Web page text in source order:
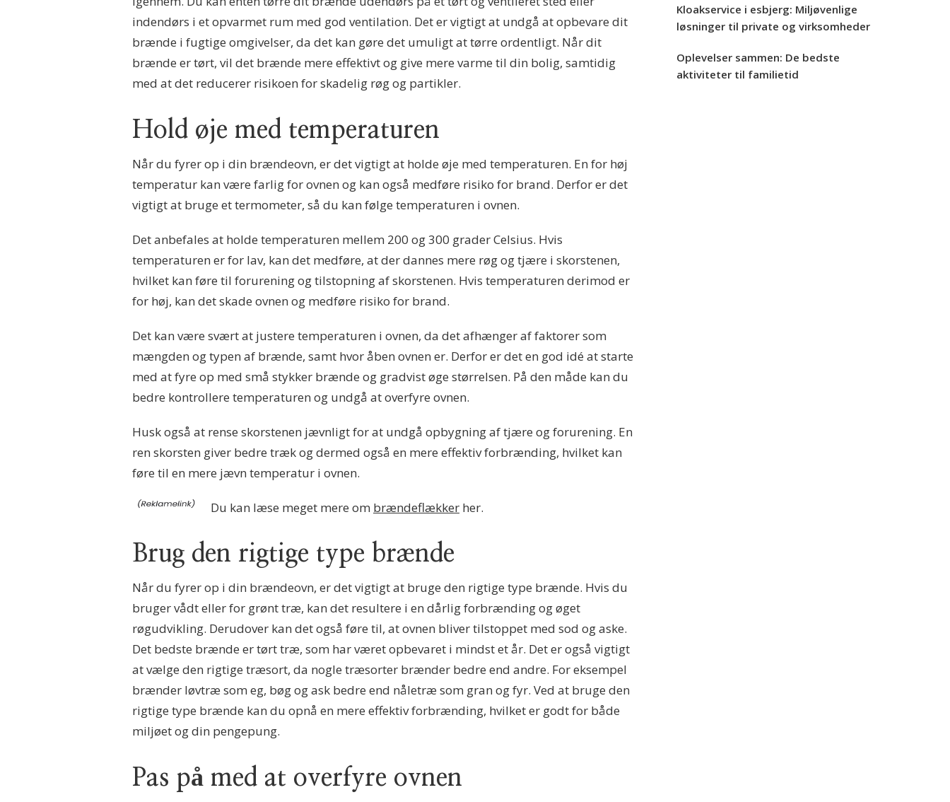
indendørs i et opvarmet rum med god ventilation. Det er vigtigt at undgå at opbevare dit
brænde i fugtige omgivelser, da det kan gøre det umuligt at tørre ordentligt. Når dit
brænde er tørt, vil det brænde mere effektivt og give mere varme til din bolig, samtidig
med at det reducerer risikoen for skadelig røg og partikler.
Hold øje med temperaturen
Når du fyrer op i din brændeovn, er det vigtigt at holde øje med temperaturen. En for høj
temperatur kan være farlig for ovnen og kan også medføre risiko for brand. Derfor er det
vigtigt at bruge et termometer, så du kan følge temperaturen i ovnen.
Det anbefales at holde temperaturen mellem 200 og 300 grader Celsius. Hvis
temperaturen er for lav, kan det medføre, at der dannes mere røg og tjære i skorstenen,
hvilket kan føre til forurening og tilstopning af skorstenen. Hvis temperaturen derimod er
for høj, kan det skade ovnen og medføre risiko for brand.
Det kan være svært at justere temperaturen i ovnen, da det afhænger af faktorer som
mængden og typen af brænde, samt hvor åben ovnen er. Derfor er det en god idé at starte
med at fyre op med små stykker brænde og gradvist øge størrelsen. På den måde kan du
bedre kontrollere temperaturen og undgå at overfyre ovnen.
Husk også at rense skorstenen jævnligt for at undgå opbygning af tjære og forurening. En
ren skorsten giver bedre træk og dermed også en mere effektiv forbrænding, hvilket kan
føre til en mere jævn temperatur i ovnen.
Du kan læse meget mere om brændeflækker her.
Brug den rigtige type brænde
Når du fyrer op i din brændeovn, er det vigtigt at bruge den rigtige type brænde. Hvis du
bruger vådt eller for grønt træ, kan det resultere i en dårlig forbrænding og øget
røgudvikling. Derudover kan det også føre til, at ovnen bliver tilstoppet med sod og aske.
Det bedste brænde er tørt træ, som har været opbevaret i mindst et år. Det er også vigtigt
at vælge den rigtige træsort, da nogle træsorter brænder bedre end andre. For eksempel
brænder løvtræ som eg, bøg og ask bedre end nåletræ som gran og fyr. Ved at bruge den
rigtige type brænde kan du opnå en mere effektiv forbrænding, hvilket er godt for både
miljøet og din pengepung.
Pas på med at overfyre ovnen
Kloakservice i esbjerg: Miljøvenlige
løsninger til private og virksomheder
Oplevelser sammen: De bedste
aktiviteter til familietid